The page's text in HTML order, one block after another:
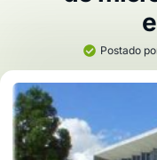
Postado